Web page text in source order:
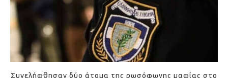
Συνελήφθησαν δύο άτομα της ρωσόφωνης μαφίας στο